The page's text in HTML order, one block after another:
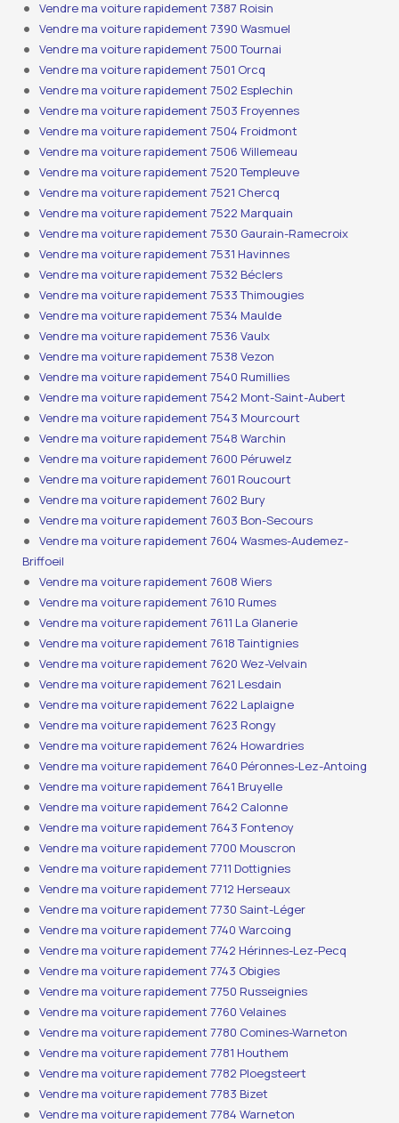
Vendre ma voiture rapidement 7387 Roisin
Vendre ma voiture rapidement 7390 Wasmuel
Vendre ma voiture rapidement 7500 Tournai
Vendre ma voiture rapidement 7501 Orcq
Vendre ma voiture rapidement 7502 Esplechin
Vendre ma voiture rapidement 7503 Froyennes
Vendre ma voiture rapidement 7504 Froidmont
Vendre ma voiture rapidement 7506 Willemeau
Vendre ma voiture rapidement 7520 Templeuve
Vendre ma voiture rapidement 7521 Chercq
Vendre ma voiture rapidement 7522 Marquain
Vendre ma voiture rapidement 7530 Gaurain-Ramecroix
Vendre ma voiture rapidement 7531 Havinnes
Vendre ma voiture rapidement 7532 Béclers
Vendre ma voiture rapidement 7533 Thimougies
Vendre ma voiture rapidement 7534 Maulde
Vendre ma voiture rapidement 7536 Vaulx
Vendre ma voiture rapidement 7538 Vezon
Vendre ma voiture rapidement 7540 Rumillies
Vendre ma voiture rapidement 7542 Mont-Saint-Aubert
Vendre ma voiture rapidement 7543 Mourcourt
Vendre ma voiture rapidement 7548 Warchin
Vendre ma voiture rapidement 7600 Péruwelz
Vendre ma voiture rapidement 7601 Roucourt
Vendre ma voiture rapidement 7602 Bury
Vendre ma voiture rapidement 7603 Bon-Secours
Vendre ma voiture rapidement 7604 Wasmes-Audemez-
Briffoeil
Vendre ma voiture rapidement 7608 Wiers
Vendre ma voiture rapidement 7610 Rumes
Vendre ma voiture rapidement 7611 La Glanerie
Vendre ma voiture rapidement 7618 Taintignies
Vendre ma voiture rapidement 7620 Wez-Velvain
Vendre ma voiture rapidement 7621 Lesdain
Vendre ma voiture rapidement 7622 Laplaigne
Vendre ma voiture rapidement 7623 Rongy
Vendre ma voiture rapidement 7624 Howardries
Vendre ma voiture rapidement 7640 Péronnes-Lez-Antoing
Vendre ma voiture rapidement 7641 Bruyelle
Vendre ma voiture rapidement 7642 Calonne
Vendre ma voiture rapidement 7643 Fontenoy
Vendre ma voiture rapidement 7700 Mouscron
Vendre ma voiture rapidement 7711 Dottignies
Vendre ma voiture rapidement 7712 Herseaux
Vendre ma voiture rapidement 7730 Saint-Léger
Vendre ma voiture rapidement 7740 Warcoing
Vendre ma voiture rapidement 7742 Hérinnes-Lez-Pecq
Vendre ma voiture rapidement 7743 Obigies
Vendre ma voiture rapidement 7750 Russeignies
Vendre ma voiture rapidement 7760 Velaines
Vendre ma voiture rapidement 7780 Comines-Warneton
Vendre ma voiture rapidement 7781 Houthem
Vendre ma voiture rapidement 7782 Ploegsteert
Vendre ma voiture rapidement 7783 Bizet
Vendre ma voiture rapidement 7784 Warneton